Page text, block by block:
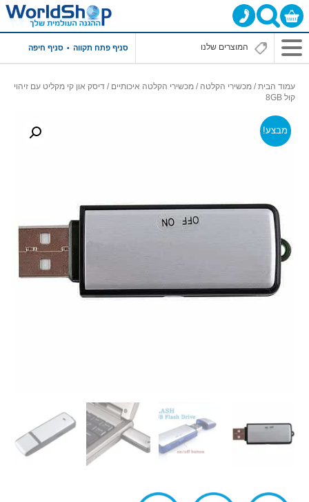
סניף פתח תקווה סניף חיפה
עמוד הבית/ מכשירי הקלטה / מכשירי הקלטה איכותיים / דיסק און קי מקליט עם זיהוי
קול 8GB
מבצע!